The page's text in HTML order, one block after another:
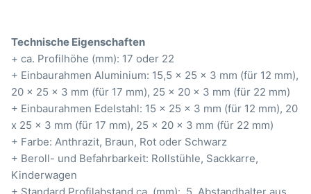
Technische Eigenschaften
+ ca. Profilhöhe (mm): 17 oder 22
+ Einbaurahmen Aluminium: 15,5 x 25 x 3 mm (für 12 mm),
20 x 25 x 3 mm (für 17 mm), 25 x 20 x 3 mm (für 22 mm)
+ Einbaurahmen Edelstahl: 15 x 25 x 3 mm (für 12 mm), 20
x 25 x 3 mm (für 17 mm), 25 x 20 x 3 mm (für 22 mm)
+ Farbe: Anthrazit, Braun, Rot oder Schwarz
+ Beroll- und Befahrbarkeit: Rollstühle, Sackkarre,
Kinderwagen